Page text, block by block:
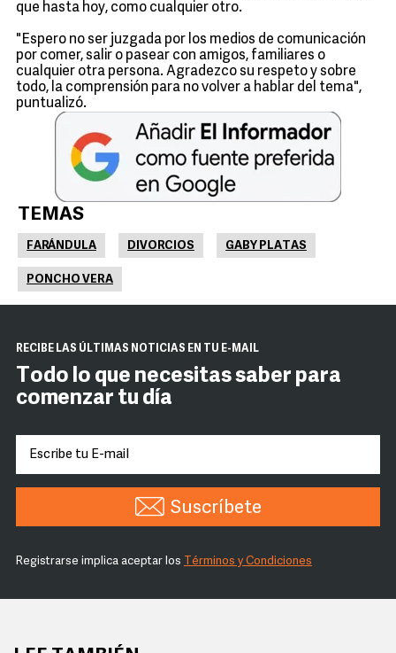
que hasta hoy, como cualquier otro.
"Espero no ser juzgada por los medios de comunicación
por comer, salir o pasear con amigos, familiares o
cualquier otra persona. Agradezco su respeto y sobre
todo, la comprensión para no volver a hablar del tema",
puntualizó.
TEMAS
FARÁNDULA DIVORCIOS GABY PLATAS
PONCHO VERA
RECIBE LAS ÚLTIMAS NOTICIAS EN TU E-MAIL
Todo lo que necesitas saber para
comenzar tu día
Suscríbete
Registrarse implica aceptar los Términos y Condiciones